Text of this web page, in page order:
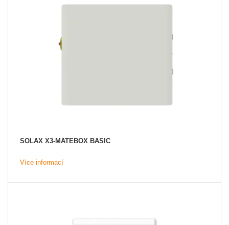
SOLAX X3-MATEBOX BASIC
Více informací